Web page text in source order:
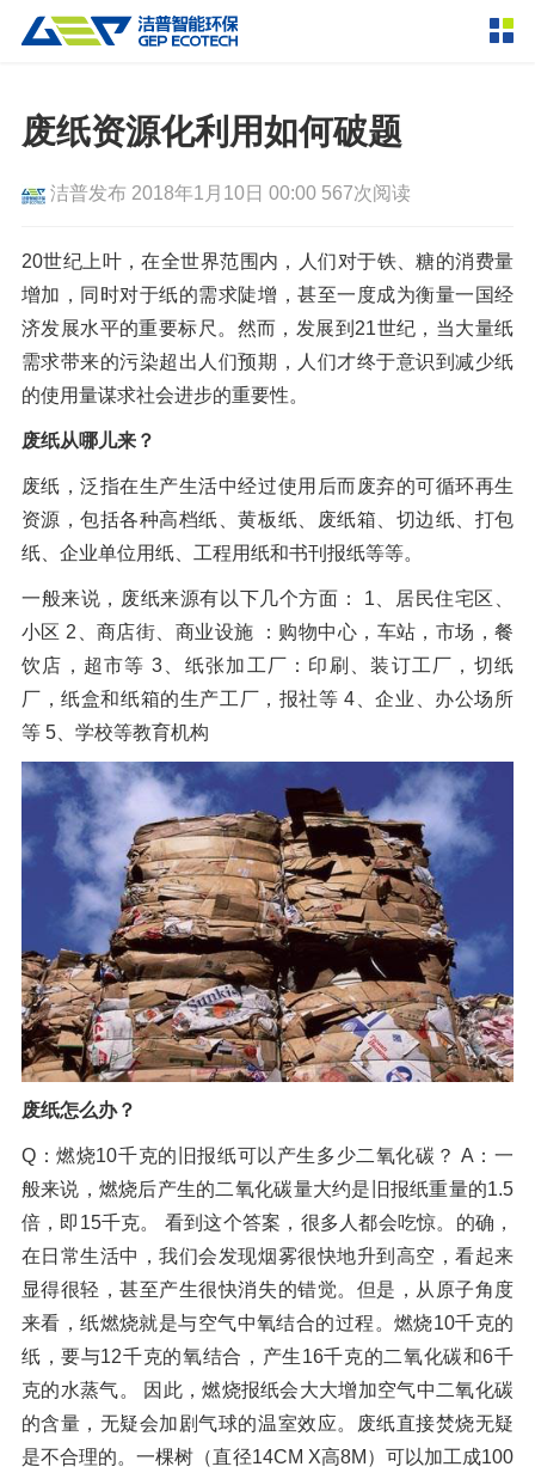
双轴撕碎机 单轴撕碎机
四轴撕碎机 液压粗碎机
垃圾破袋机 移动式撕碎站
粉碎设备
环锤式粉碎机 鼓式粉碎机
轮胎钢丝分离机
破碎设备
反击式破碎机
重型锤式破碎机 移动式破碎站
挤压成型设备
液压打包机
橡胶破胶机组
分选分离设备
风选机 滚筒筛
磁选机 涡电流分选机
脉冲除尘器 轮胎抽丝机
解决方案
服务支持
新闻资讯
走进洁普
联系我们
废纸资源化利用如何破题
洁普发布 2018年1月10日 00:00 567次阅读
20世纪上叶，在全世界范围内，人们对于铁、糖的消费量
增加，同时对于纸的需求陡增，甚至一度成为衡量一国经
济发展水平的重要标尺。然而，发展到21世纪，当大量纸
需求带来的污染超出人们预期，人们才终于意识到减少纸
的使用量谋求社会进步的重要性。
废纸从哪儿来？
废纸，泛指在生产生活中经过使用后而废弃的可循环再生
资源，包括各种高档纸、黄板纸、废纸箱、切边纸、打包
纸、企业单位用纸、工程用纸和书刊报纸等等。
一般来说，废纸来源有以下几个方面： 1、居民住宅区、
小区 2、商店街、商业设施 ：购物中心，车站，市场，餐
饮店，超市等 3、纸张加工厂：印刷、装订工厂，切纸
厂，纸盒和纸箱的生产工厂，报社等 4、企业、办公场所
等 5、学校等教育机构
废纸怎么办？
Q：燃烧10千克的旧报纸可以产生多少二氧化碳？ A：一
般来说，燃烧后产生的二氧化碳量大约是旧报纸重量的1.5
倍，即15千克。 看到这个答案，很多人都会吃惊。的确，
在日常生活中，我们会发现烟雾很快地升到高空，看起来
显得很轻，甚至产生很快消失的错觉。但是，从原子角度
来看，纸燃烧就是与空气中氧结合的过程。燃烧10千克的
纸，要与12千克的氧结合，产生16千克的二氧化碳和6千
克的水蒸气。 因此，燃烧报纸会大大增加空气中二氧化碳
的含量，无疑会加剧气球的温室效应。废纸直接焚烧无疑
是不合理的。一棵树（直径14CM X高8M）可以加工成100